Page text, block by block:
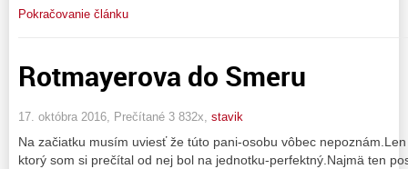
Pokračovanie článku
Rotmayerova do Smeru
17. októbra 2016, Prečítané 3 832x, stavik
Na začiatku musím uviesť že túto pani-osobu vôbec
ktorý som si prečítal od nej bol na jednotku-perfektný.Najmä ten